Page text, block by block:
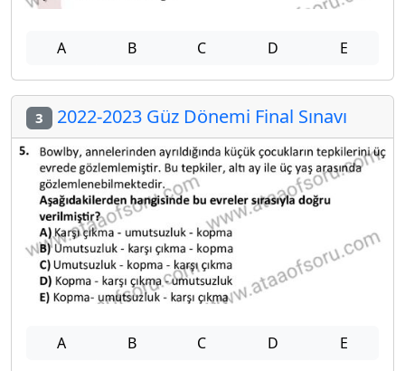
A B C D E
3 2022-2023 Güz Dönemi Final Sınavı
A B C D E